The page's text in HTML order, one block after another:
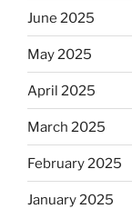
June 2025
May 2025
April 2025
March 2025
February 2025
January 2025